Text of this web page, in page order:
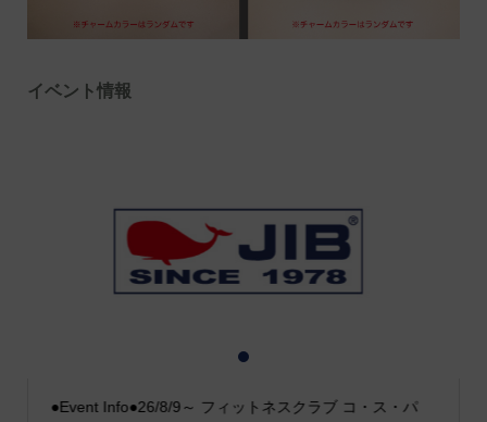
イベント情報
●Event Info●26/8/9～ フィットネスクラブ コ・ス・パ
2